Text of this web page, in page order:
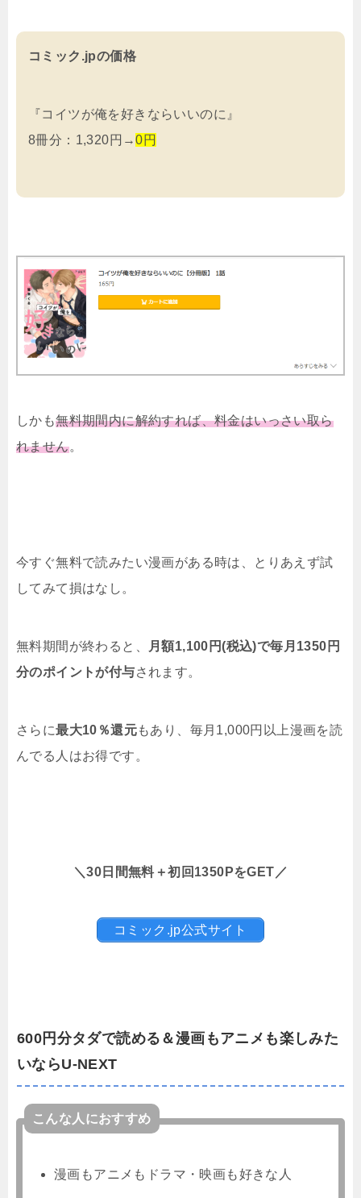
コミック.jpの価格
『コイツが俺を好きならいいのに』
8冊分：1,320円→0円
しかも無料期間内に解約すれば、料金はいっさい取ら
れません。
今すぐ無料で読みたい漫画がある時は、とりあえず試
してみて損はなし。
無料期間が終わると、
月額1,100円(税込)で毎月1350円
分のポイントが付与されます。
さらに最大10％還元もあり、毎月1,000円以上漫画を読
んでる人はお得です。
＼30日間無料＋初回1350PをGET／
コミック.jp公式サイト
600円分タダで読める＆漫画もアニメも楽しみた
いならU-NEXT
こんな人におすすめ
漫画もアニメもドラマ・映画も好きな人